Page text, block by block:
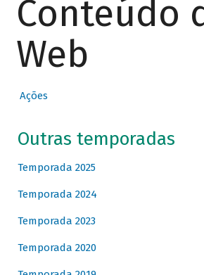
Conteúdo
Web
Ações
Outras temporadas
Temporada 2025
Temporada 2024
Temporada 2023
Temporada 2020